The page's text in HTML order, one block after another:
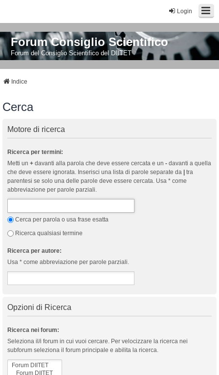
Login
Forum Consiglio Scientifico
Forum del Consiglio Scientifico del DIITET
Indice
Cerca
Motore di ricerca
Ricerca per termini:
Metti un + davanti alla parola che deve essere cercata e un - davanti a quella
che deve essere ignorata. Inserisci una lista di parole separate da
tra
parentesi se solo una delle parole deve essere cercata. Usa * come
abbreviazione per parole parziali.
Cerca per parola o usa frase esatta
Ricerca qualsiasi termine
Ricerca per autore:
Usa * come abbreviazione per parole parziali.
Opzioni di Ricerca
Ricerca nei forum:
Seleziona il/i forum in cui vuoi cercare. Per velocizzare la ricerca nei
subforum seleziona il forum principale e abilita la ricerca.